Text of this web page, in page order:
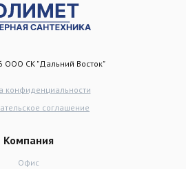
ООО СК "Дальний Восток"
конфиденциальности
соглашение
Компания
Офис